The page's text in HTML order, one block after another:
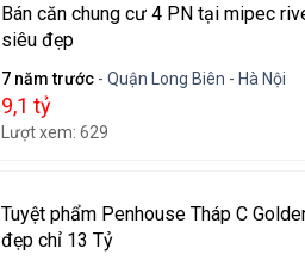
Bán căn chung cư 4 PN tại mipec
siêu đẹp
7 năm trước - Quận Long Biên - Hà Nội
9,1 tỷ
Lượt xem: 629
Tuyệt phẩm Penhouse Tháp C
đẹp chỉ 13 Tỷ